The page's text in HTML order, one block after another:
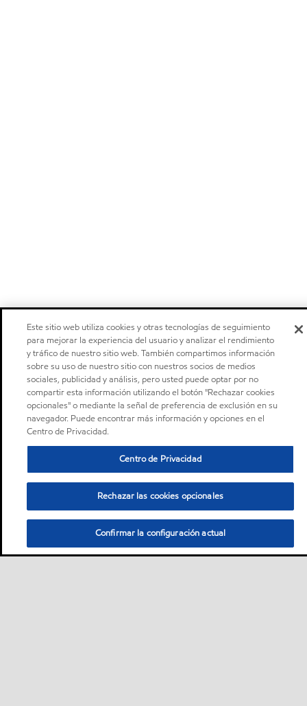
Este sitio web utiliza cookies y otras tecnologías de seguimiento
para mejorar la experiencia del usuario y analizar el rendimiento
y tráfico de nuestro sitio web. También compartimos información
sobre su uso de nuestro sitio con nuestros socios de medios
sociales, publicidad y análisis, pero usted puede optar por no
compartir esta información utilizando el botón "Rechazar cookies
opcionales" o mediante la señal de preferencia de exclusión en su
navegador. Puede encontrar más información y opciones en el
Centro de Privacidad.
Centro de Privacidad
Rechazar las cookies opcionales
Confirmar la configuración actual